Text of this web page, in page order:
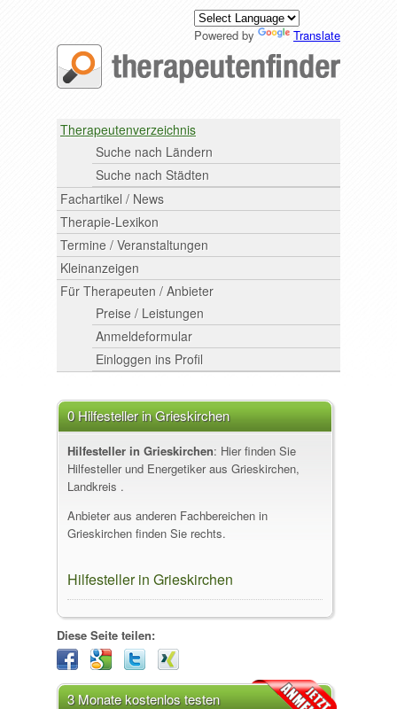
Powered by Translate
Therapeutenverzeichnis
Suche nach Ländern
Suche nach Städten
Fachartikel / News
Therapie-Lexikon
Termine / Veranstaltungen
Kleinanzeigen
Für Therapeuten / Anbieter
Preise / Leistungen
Anmeldeformular
Einloggen ins Profil
0 Hilfesteller in Grieskirchen
Hilfesteller in Grieskirchen: Hier finden Sie
Hilfesteller und Energetiker aus Grieskirchen,
Landkreis .
Anbieter aus anderen Fachbereichen in
Grieskirchen finden Sie rechts.
Hilfesteller in Grieskirchen
Diese Seite teilen:
3 Monate kostenlos testen